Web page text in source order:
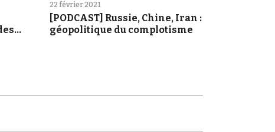
22 février 2021
[PODCAST] Russie, Chine, Iran :
géopolitique du complotisme